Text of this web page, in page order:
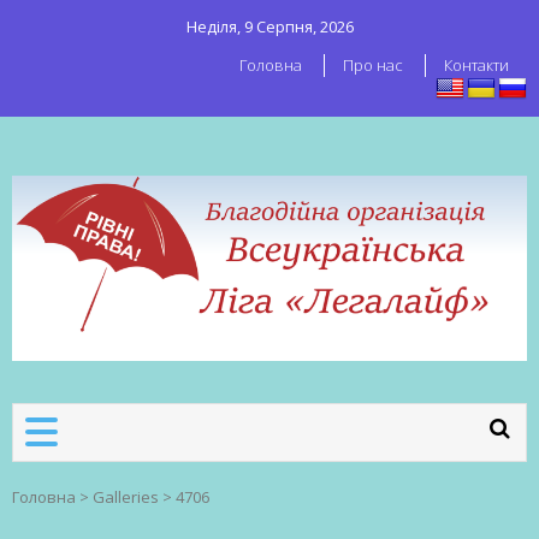
Неділя, 9 Серпня, 2026
Головна
Про нас Контакти
робітників
Головна > Galleries > 4706